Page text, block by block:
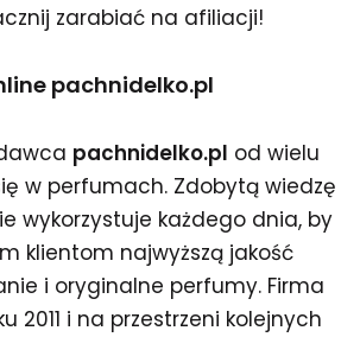
zarabiać na afiliacji!
pachnidelko.pl
pachnidelko.pl od wielu
w perfumach. Zdobytą wiedzę
wykorzystuje każdego dnia, by
klientom najwyższą jakość
i oryginalne perfumy. Firma
2011 i na przestrzeni kolejnych